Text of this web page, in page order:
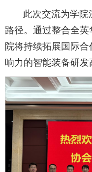
此次交流为学
路径。通过整合全
院将持续拓展国际
响力的智能装备研发